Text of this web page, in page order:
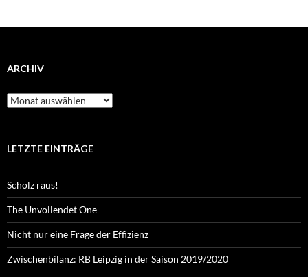
ARCHIV
Archiv
LETZTE EINTRÄGE
Scholz raus!
The Unvollendet One
Nicht nur eine Frage der Effizienz
Zwischenbilanz: RB Leipzig in der Saison 2019/2020